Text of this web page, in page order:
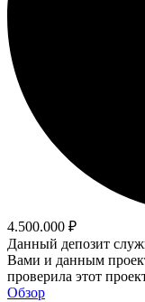
4.500.000 ₽
Данный депозит
Вами и данным
проверила этот
Обзор